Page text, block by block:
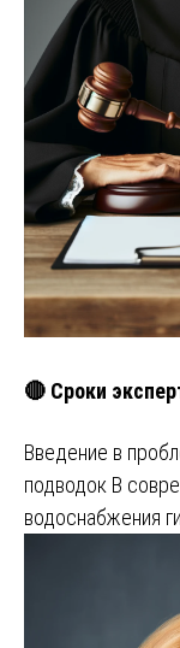
🔴 Сроки
Введение в
подводок В
водоснабжения